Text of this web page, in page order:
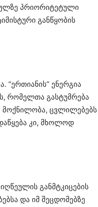
პრიორიტეტული
განწყობის
ენერგია
რომელთა გასტუმრება
მოქნილობა, ცვლილებებს
კი, მხოლოდ
განმტკიცების
და იმ შეცდომებზე